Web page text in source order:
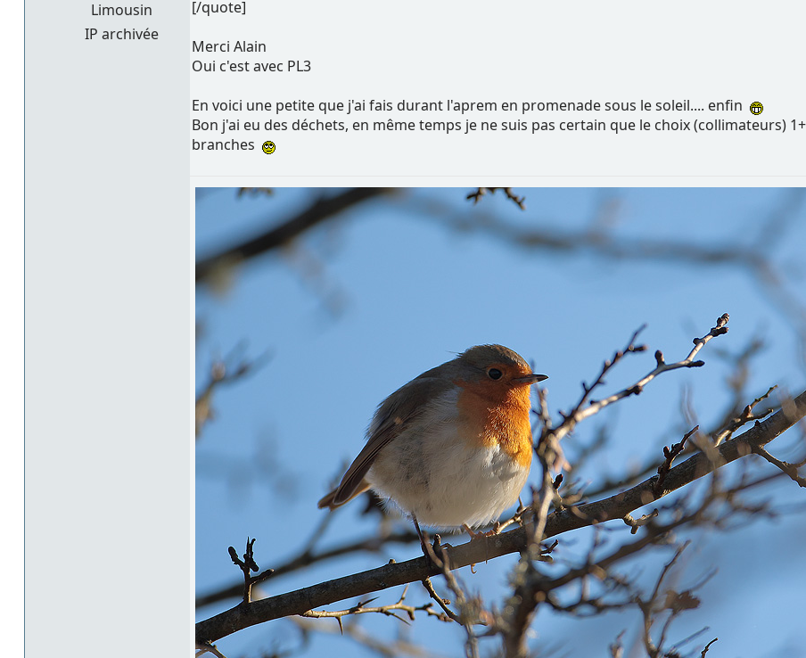
Limousin
IP archivée
[/quote]
Merci Alain
Oui c'est avec PL3
En voici une petite que j'ai fais durant l'aprem en promenade sous le soleil.... enfin
Bon j'ai eu des déchets, en même temps je ne suis pas certain que le choix (collimateurs)
branches